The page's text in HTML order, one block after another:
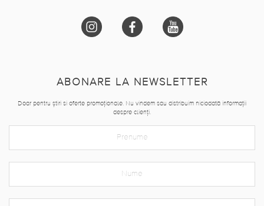
ABONARE LA NEWSLETTER
Doar pentru știri si oferte promoționale. Nu vindem sau distribuim niciodată informații
despre clienți.